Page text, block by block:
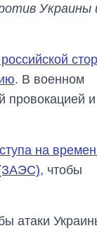
Украины
. В военном
провокацией и
на
, чтобы
атаки